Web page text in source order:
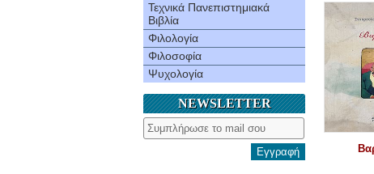
Τεχνικά Πανεπιστημιακά
Βιβλία
Φιλολογία
Φιλοσοφία
Ψυχολογία
NEWSLETTER
Εγγραφή